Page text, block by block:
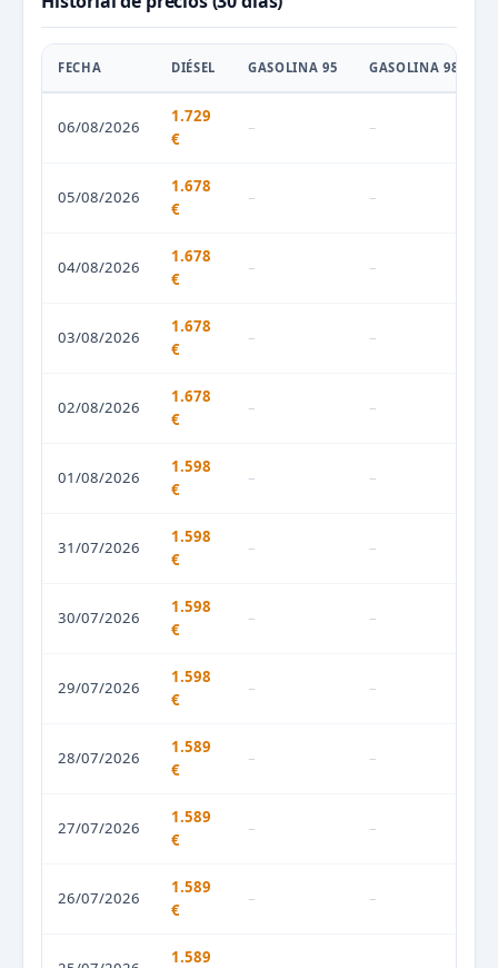
FECHA DIÉSEL GASOLINA 95 GASOLINA 98
06/08/2026
1.729
€
– –
05/08/2026
1.678
€
– –
04/08/2026
1.678
€
– –
03/08/2026
1.678
€
– –
02/08/2026
1.678
€
– –
01/08/2026
1.598
€
– –
31/07/2026
1.598
€
– –
30/07/2026
1.598
€
– –
29/07/2026
1.598
€
– –
28/07/2026
1.589
€
– –
27/07/2026
1.589
€
– –
26/07/2026
1.589
€
– –
1.589